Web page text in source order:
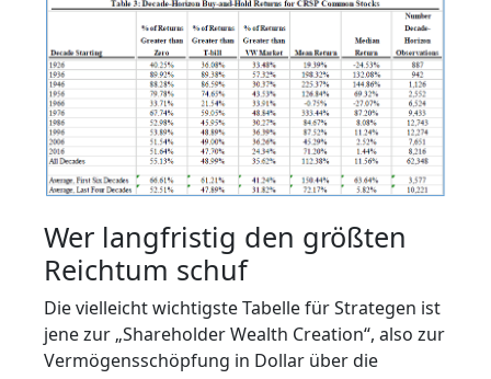
Wer langfristig den größten
Reichtum schuf
Die vielleicht wichtigste Tabelle für Strategen ist
jene zur „Shareholder Wealth Creation“, also zur
Vermögensschöpfung in Dollar über die